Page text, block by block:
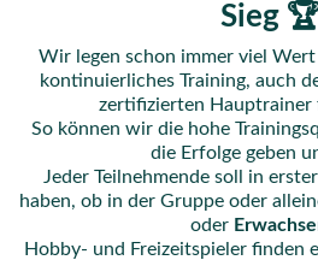
Sieg
Wir legen schon immer viel
kontinuierliches Training, auch
zertifizierten Hauptrainer
So können wir die hohe
die Erfolge geben
Jeder Teilnehmende soll in
haben, ob in der Gruppe oder
oder
Hobby- und Freizeitspieler finden